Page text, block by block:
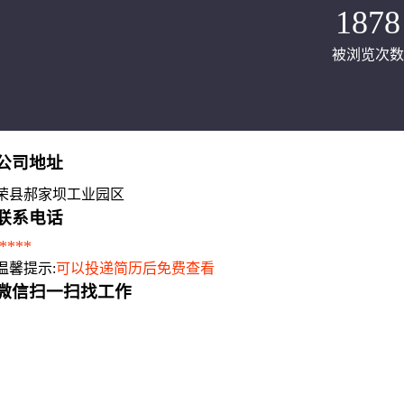
1878
被浏览次数
司地址
县郝家坝工业园区
系电话
****
馨提示:可以投递简历后免费查看
信扫一扫找工作